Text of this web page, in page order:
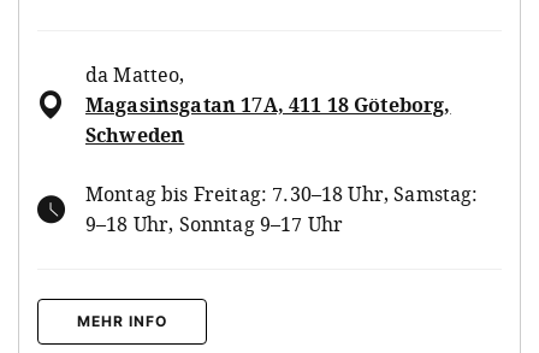
da Matteo,
Magasinsgatan 17A, 411 18 Göteborg,
Schweden
Montag bis Freitag: 7.30–18 Uhr, Samstag:
9–18 Uhr, Sonntag 9–17 Uhr
MEHR INFO